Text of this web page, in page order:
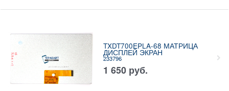
TXDT700EPLA-68 МАТРИЦА
ДИСПЛЕЙ ЭКРАН
233796
1 650 руб.